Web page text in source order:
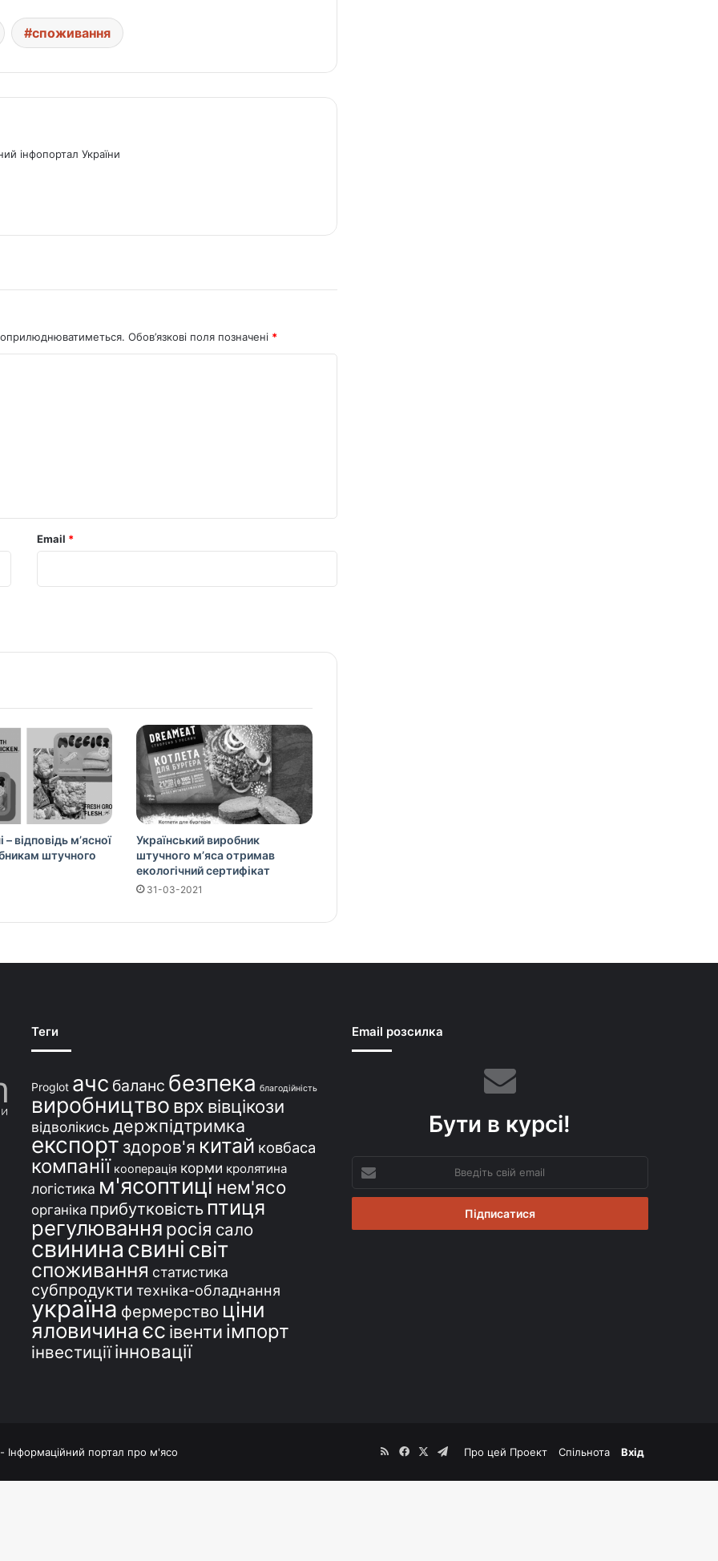
споживання
інфопортал України
Обов’язкові поля позначені *
Email *
– відповідь м’ясної
штучного
Український виробник
штучного м’яса отримав
екологічний сертифікат
31-03-2021
Теги
Proglot ачс баланс безпека благодійність
виробництво врх вівцікози
відволікись держпідтримка
експорт здоров'я китай ковбаса
компанії кооперація корми кролятина
логістика м'ясоптиці нем'ясо
органіка прибутковість птиця
регулювання росія сало
свинина свині світ
споживання статистика
субпродукти техніка-обладнання
україна фермерство ціни
яловичинаєс івенти імпорт
інвестиції інновації
Email розсилка
Бути в курсі!
свій
email
Інформаційний портал про м'ясо Про цей Проект Спільнота Вхід
RSSFacebookTelegram